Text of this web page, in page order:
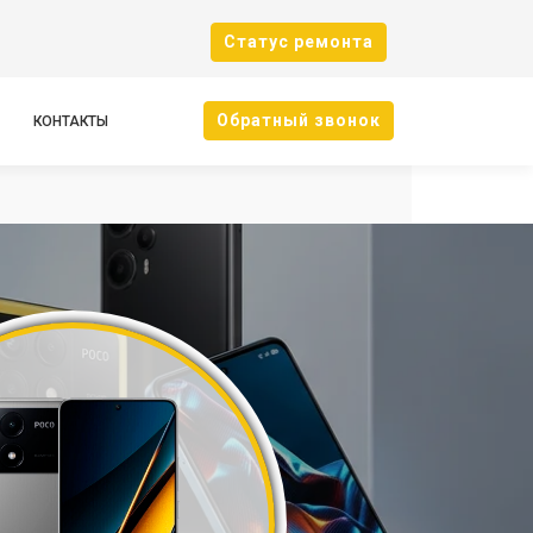
Cтатус ремонта
КОНТАКТЫ Oбратный звонок